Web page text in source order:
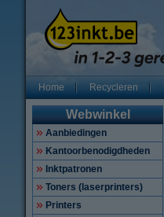
Home Recycleren
Webwinkel
Aanbiedingen
Kantoorbenodigdheden
Inktpatronen
Toners (laserprinters)
Printers